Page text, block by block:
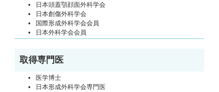
日本頭蓋顎顔面外科学会
日本創傷外科学会
国際形成外科学会会員
日本外科学会会員
取得専門医
医学博士
日本形成外科学会専門医